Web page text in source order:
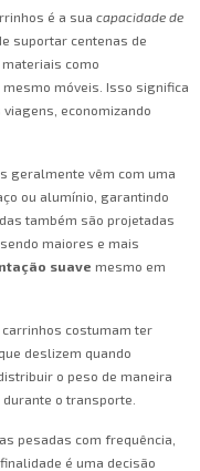
é a sua capacidade de
suportar centenas de
como
móveis. Isso significa
economizando
geralmente vêm com uma
ou alumínio, garantindo
também são projetadas
maiores e mais
suave mesmo em
costumam ter
deslizem quando
o peso de maneira
o transporte.
pesadas com frequência,
é uma decisão